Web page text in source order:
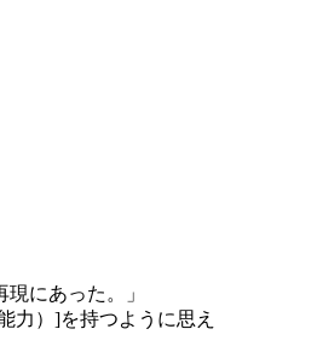
にあった。」
力）]を持つように思え